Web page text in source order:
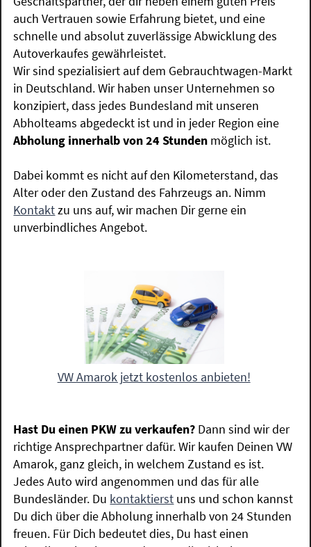
auch Vertrauen sowie Erfahrung bietet, und eine
schnelle und absolut zuverlässige Abwicklung des
Autoverkaufes gewährleistet.
Wir sind spezialisiert auf dem Gebrauchtwagen-Markt
in Deutschland. Wir haben unser Unternehmen so
konzipiert, dass jedes Bundesland mit unseren
Abholteams abgedeckt ist und in jeder Region eine
Abholung innerhalb von 24 Stunden möglich ist.
Dabei kommt es nicht auf den Kilometerstand, das
Alter oder den Zustand des Fahrzeugs an. Nimm
Kontaktzu uns auf, wir machen Dir gerne ein
unverbindliches Angebot.
VW Amarok jetzt kostenlos anbieten!
Hast Du einen PKW zu verkaufen? Dann sind wir der
richtige Ansprechpartner dafür. Wir kaufen Deinen VW
Amarok, ganz gleich, in welchem Zustand es ist.
Jedes Auto wird angenommen und das für alle
Bundesländer. Du kontaktierst uns und schon kannst
Du dich über die Abholung innerhalb von 24 Stunden
freuen. Für Dich bedeutet dies, Du hast einen